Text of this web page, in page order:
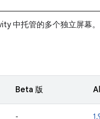
中托管的多个独立屏幕。
Beta 版
-